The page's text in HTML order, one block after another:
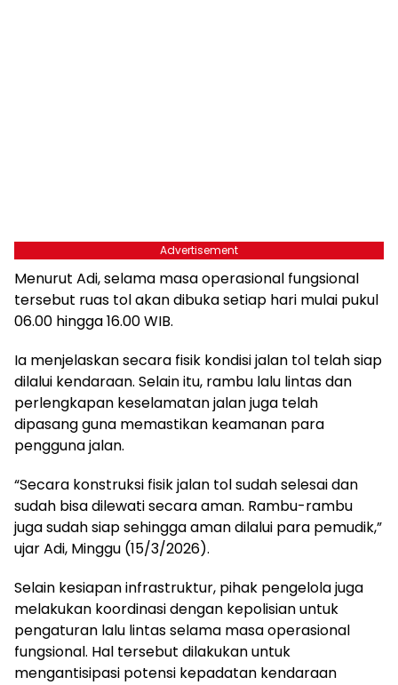
Advertisement
Menurut Adi, selama masa operasional fungsional
tersebut ruas tol akan dibuka setiap hari mulai pukul
06.00 hingga 16.00 WIB.
Ia menjelaskan secara fisik kondisi jalan tol telah siap
dilalui kendaraan. Selain itu, rambu lalu lintas dan
perlengkapan keselamatan jalan juga telah
dipasang guna memastikan keamanan para
pengguna jalan.
“Secara konstruksi fisik jalan tol sudah selesai dan
sudah bisa dilewati secara aman. Rambu-rambu
juga sudah siap sehingga aman dilalui para pemudik,”
ujar Adi, Minggu (15/3/2026).
Selain kesiapan infrastruktur, pihak pengelola juga
melakukan koordinasi dengan kepolisian untuk
pengaturan lalu lintas selama masa operasional
fungsional. Hal tersebut dilakukan untuk
mengantisipasi potensi kepadatan kendaraan